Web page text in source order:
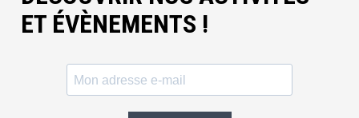
ET ÉVÈNEMENTS !